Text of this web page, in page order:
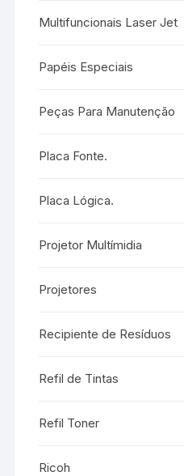
Multifuncionais Laser Jet
Papéis Especiais
Peças Para Manutenção
Placa Fonte.
Placa Lógica.
Projetor Multímidia
Projetores
Recipiente de Resíduos
Refil de Tintas
Refil Toner
Ricoh